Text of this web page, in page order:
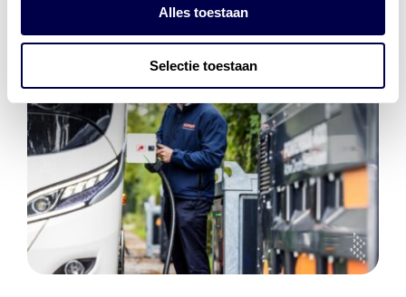
Alles toestaan
Selectie toestaan